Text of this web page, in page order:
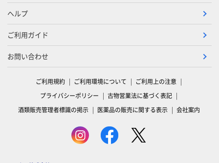
ヘルプ
ご利用ガイド
お問い合わせ
ご利用規約 ご利用環境について
ご利用上の注意
プライバシーポリシー
古物営業法に基づく表記
酒類販売管理者標識の掲示
医薬品の販売に関する表示 会社案内